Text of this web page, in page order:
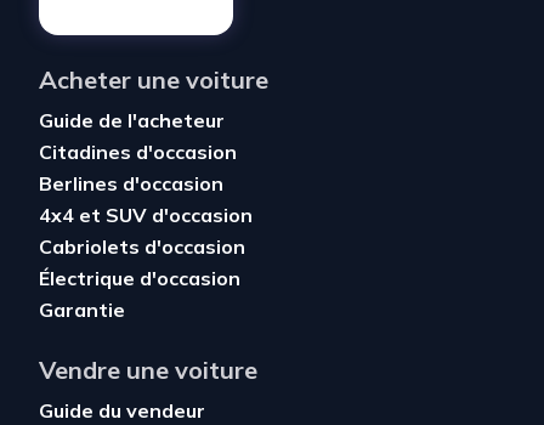
Acheter une voiture
Guide de l'acheteur
Citadines d'occasion
Berlines d'occasion
4x4 et SUV d'occasion
Cabriolets d'occasion
Électrique d'occasion
Garantie
Vendre une voiture
Guide du vendeur